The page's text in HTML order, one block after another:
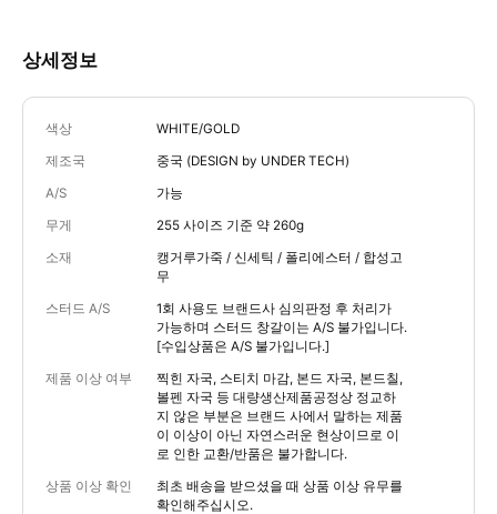
상세정보
색상 WHITE/GOLD
제조국 중국 (DESIGN by UNDER TECH)
A/S 가능
무게 255 사이즈 기준 약 260g
소재
캥거루가죽 / 신세틱 / 폴리에스터 / 합성고
무
스터드 A/S
1회 사용도 브랜드사 심의판정 후 처리가
가능하며 스터드 창갈이는 A/S 불가입니다.
[수입상품은 A/S 불가입니다.]
제품 이상 여부
찍힌 자국, 스티치 마감, 본드 자국, 본드칠,
볼펜 자국 등 대량생산제품공정상 정교하
지 않은 부분은 브랜드 사에서 말하는 제품
이 이상이 아닌 자연스러운 현상이므로 이
로 인한 교환/반품은 불가합니다.
상품 이상 확인
최초 배송을 받으셨을 때 상품 이상 유무를
확인해주십시오.